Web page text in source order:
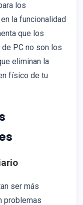
los
la funcionalidad
que los
PC no son los
eliminan la
físico de tu
ser más
problemas